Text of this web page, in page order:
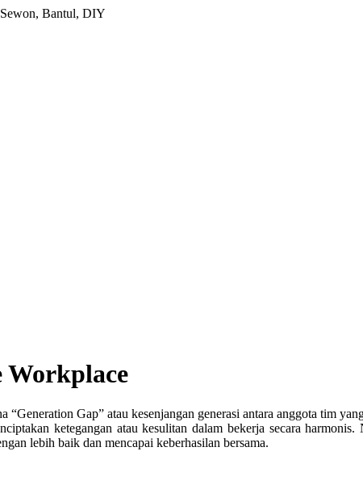
Bantul, DIY
Workplace
Gap” atau kesenjangan generasi antara anggota tim
ketegangan atau kesulitan dalam bekerja secara
lebih baik dan mencapai keberhasilan bersama.